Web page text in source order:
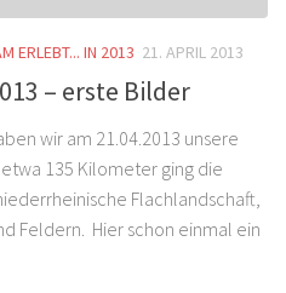
ERLEBT... IN 2013 21. APRIL 2013
– erste Bilder
wir am 21.04.2013 unsere
135 Kilometer ging die
Flachlandschaft,
Feldern. Hier schon einmal ein